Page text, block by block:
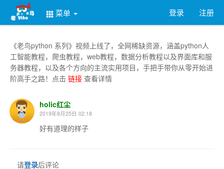
菜单 登录 注册
《老鸟python 系列》视频上线了，全网稀缺资源，涵盖python人
工智能教程，爬虫教程，web教程，数据分析教程以及界面库和服
务器教程，以及各个方向的主流实用项目，手把手带你从零开始进
阶高手之路！点击 链接 查看详情
holic红尘
2019年8月25日 02:18
好有道理的样子
请登录后评论